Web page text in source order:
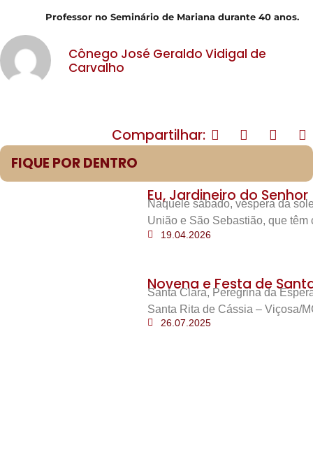
Professor no Seminário de Mariana durante 40 anos.
Cônego José Geraldo Vidigal de
Carvalho
Compartilhar:
FIQUE POR DENTRO
Eu, Jardineiro do Senhor
Naquele sábado, véspera da
União e São Sebastião, que têm
19.04.2026
Novena e Festa de
Santa Clara, Peregrina da
Santa Rita de Cássia – Viçosa/
26.07.2025